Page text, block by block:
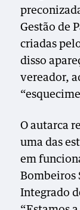
Gestão de
criadas
disso
vereador,
O autarca
uma das
em
Bombeiros
Integrado